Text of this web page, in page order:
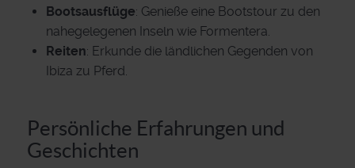
Bootsausflüge: Genieße eine Bootstour zu den
nahegelegenen Inseln wie Formentera.
Reiten: Erkunde die ländlichen Gegenden von
Ibiza zu Pferd.
Persönliche Erfahrungen und
Geschichten